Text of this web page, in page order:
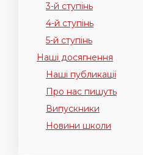
3-й ступінь
4-й ступінь
5-й ступінь
Наші досягнення
Наші публикації
Про нас пишуть
Випускники
Новини школи